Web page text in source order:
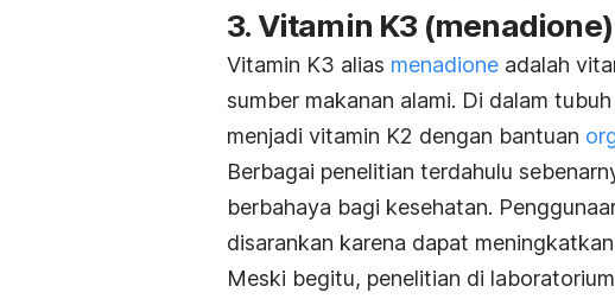
3. Vitamin K3 (menadione)
Vitamin K3 alias menadione adalah
sumber makanan alami. Di dalam
menjadi vitamin K2 dengan bantuan
Berbagai penelitian terdahulu
berbahaya bagi kesehatan.
disarankan karena dapat
Meski begitu, penelitian di